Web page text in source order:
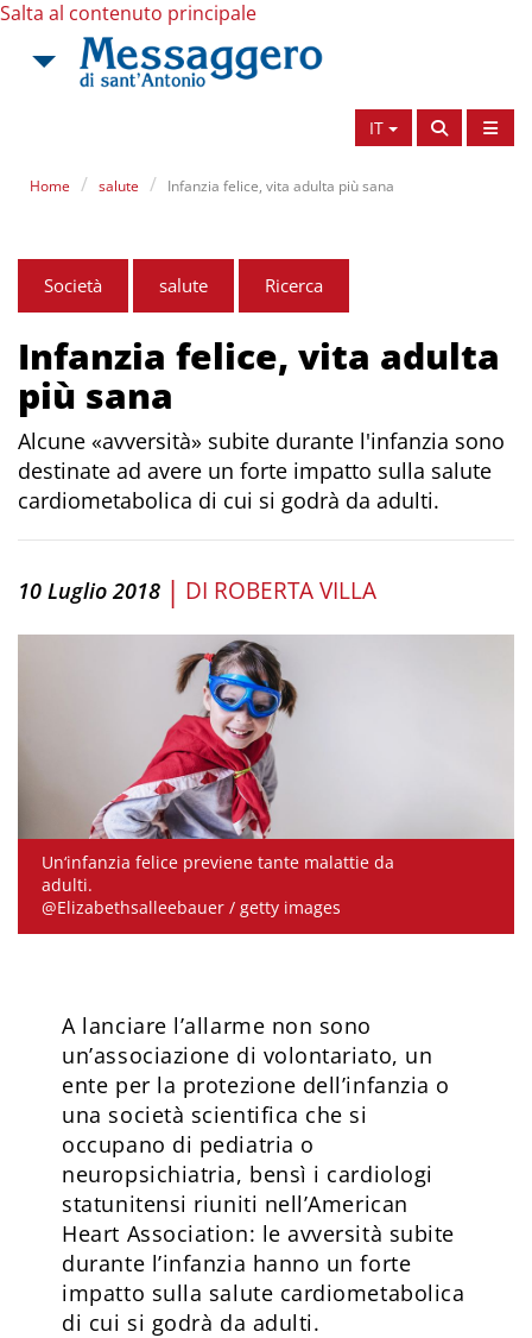
Salta al contenuto principale
IT
Home salute Infanzia felice, vita adulta più sana
Società salute Ricerca
Infanzia felice, vita adulta
più sana
Alcune «avversità» subite durante l'infanzia sono
destinate ad avere un forte impatto sulla salute
cardiometabolica di cui si godrà da adulti.
10 Luglio 2018 | DI ROBERTA VILLA
Un‘infanzia felice previene tante malattie da
adulti.
@Elizabethsalleebauer / getty images
A lanciare l’allarme non sono
un’associazione di volontariato, un
ente per la protezione dell’infanzia o
una società scientifica che si
occupano di pediatria o
neuropsichiatria, bensì i cardiologi
statunitensi riuniti nell’American
Heart Association: le avversità subite
durante l’infanzia hanno un forte
impatto sulla salute cardiometabolica
di cui si godrà da adulti.